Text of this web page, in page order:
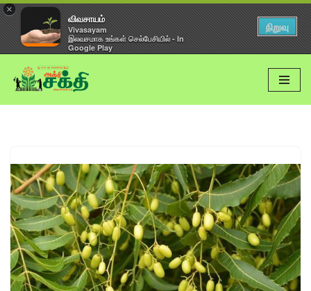
×
விவசாயம்
Vivasayam
இலவசமாக உங்கள் செல்பேசியில் - In
Google Play
நிறுவு
Skip
to